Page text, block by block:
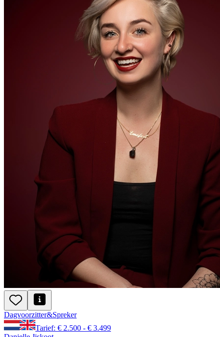
Dagvoorzitter&Spreker
Tarief: € 2.500 - € 3.499